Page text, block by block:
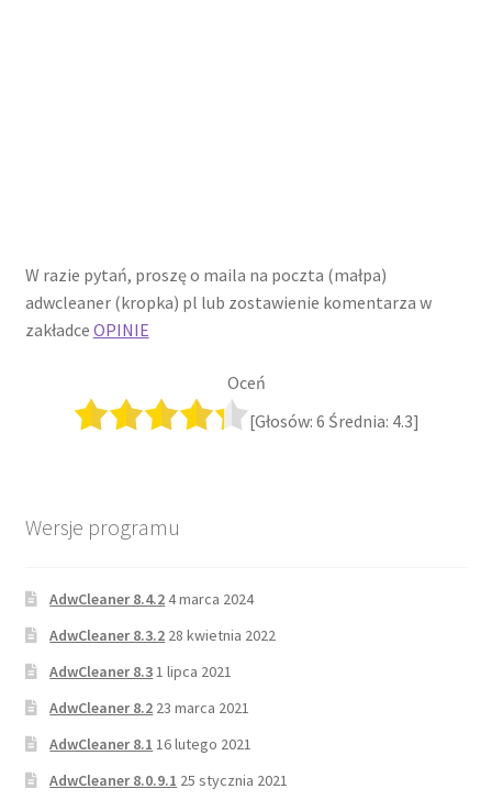
W razie pytań, proszę o maila na poczta (małpa)
adwcleaner (kropka) pl lub zostawienie komentarza w
zakładce OPINIE
Oceń
[Głosów: 6 Średnia: 4.3]
Wersje programu
AdwCleaner 8.4.24 marca 2024
AdwCleaner 8.3.2 28 kwietnia 2022
AdwCleaner 8.31 lipca 2021
AdwCleaner 8.2 23 marca 2021
AdwCleaner 8.1 16 lutego 2021
AdwCleaner 8.0.9.1 25 stycznia 2021